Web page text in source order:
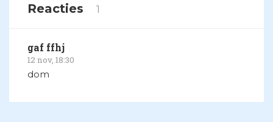
Reacties 1
gaf ffhj
12 nov, 18:30
dom